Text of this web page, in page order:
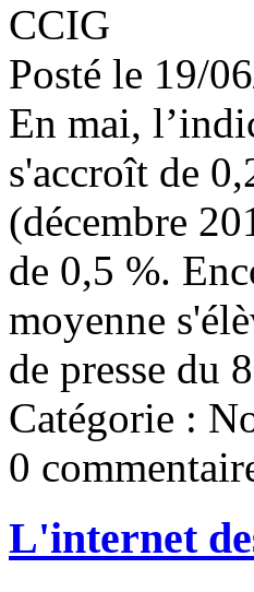
CCIG
Posté le 19/
En mai,
s'accroît de
(décembre
de 0,5 %.
moyenne
de presse du
Catégorie :
0
L'internet